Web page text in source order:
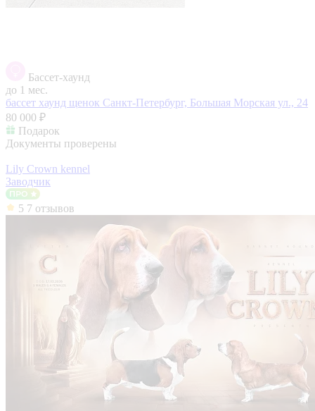
Бассет-хаунд
до 1 мес.
бассет хаунд щенок Санкт-Петербург, Большая Морская ул., 24
80 000 ₽
Подарок
Документы проверены
Lily Crown kennel
Заводчик
5 7 отзывов